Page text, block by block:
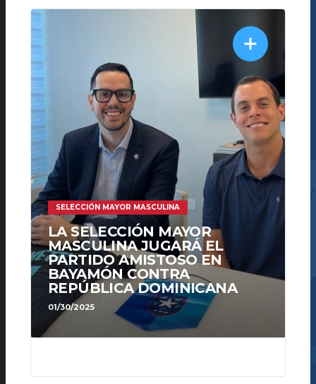
SELECCIÓN MAYOR MASCULINA
LA SELECCIÓN MAYOR
MASCULINA JUGARÁ EL
PARTIDO AMISTOSO EN
BAYAMÓN CONTRA
REPÚBLICA DOMINICANA
01/30/2025